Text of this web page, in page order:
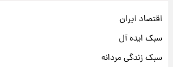
اقتصاد ایران
سبک ایده آل
سبک زندگی مردانه